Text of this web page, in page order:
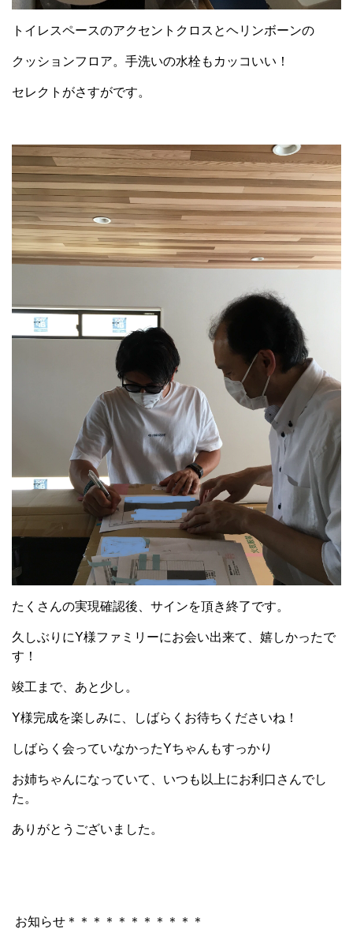
トイレスペースのアクセントクロスとヘリンボーンの
クッションフロア。手洗いの水栓もカッコいい！
セレクトがさすがです。
たくさんの実現確認後、サインを頂き終了です。
久しぶりにY様ファミリーにお会い出来て、嬉しかったで
す！
竣工まで、あと少し。
Y様完成を楽しみに、しばらくお待ちくださいね！
しばらく会っていなかったYちゃんもすっかり
お姉ちゃんになっていて、いつも以上にお利口さんでし
た。
ありがとうございました。
お知らせ＊＊＊＊＊＊＊＊＊＊＊